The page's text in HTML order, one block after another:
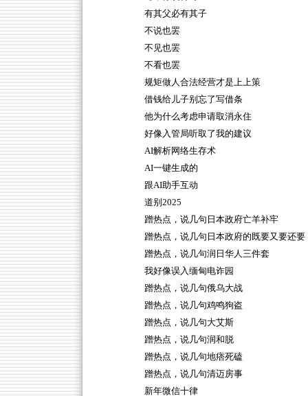
有其父必有其子
不说也罢
不见也罢
不看也罢
规矩做人合法经营才是上上策
借钱给儿子别忘了写借条
他为什么考虑申请取消永住
好像入管局听取了我的建议
AI解析网络生存术
AI一键生成的
跟AI助手互动
道别2025
蹭热点，说几句日本政府亡羊补牢
蹭热点，说几句日本政府的既要又要还要
蹭热点，说几句润日华人三件套
我好像误入缅甸电诈园
蹭热点，说几句俄乌大战
蹭热点，说几句鸡鸣狗盗
蹭热点，说几句大艾斯
蹭热点，说几句润和脱
蹭热点，说几句地痞死磕
蹭热点，说几句清迈房事
新年微信十律